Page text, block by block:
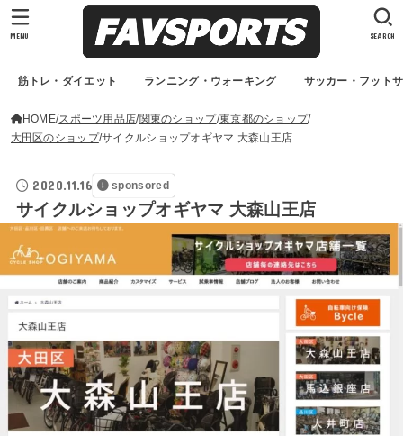
筋トレ・ダイエット ランニング・ウォーキング サッカー・フット
SEARCH
MENU
HOME スポーツ用品店 関東のショップ 東京都のショップ
大田区のショップ サイクルショップオギヤマ 大森山王店
2020.11.16 sponsored
サイクルショップオギヤマ 大森山王店